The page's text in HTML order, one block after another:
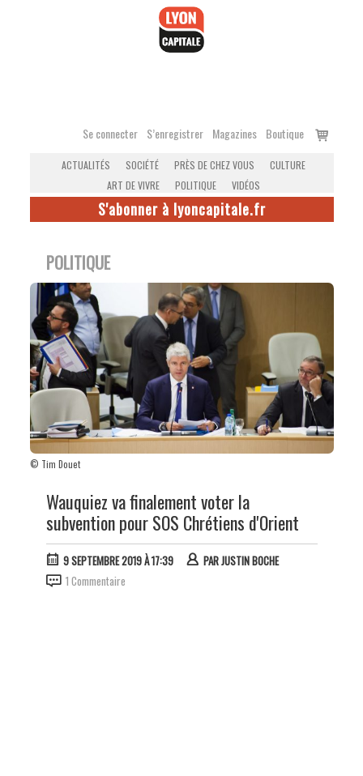
Se connecter S’enregistrer Magazines Boutique
Voir
ACTUALITÉS SOCIÉTÉ PRÈS DE CHEZ VOUS
CULTURE
ART DE VIVRE
POLITIQUE VIDÉOS
S'abonner à lyoncapitale.fr
POLITIQUE
© Tim Douet
Wauquiez va finalement voter la
subvention pour SOS Chrétiens d'Orient
9 SEPTEMBRE 2019 À 17:39 PARJUSTIN BOCHE
1 Commentaire